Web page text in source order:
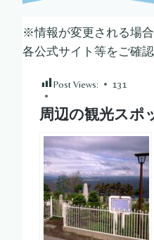
※情報が変更される場
各公式サイト等をご確認
Post Views: 131
周辺の観光スポ